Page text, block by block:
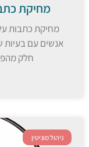
מחיקת
מחיקת כתבות על
אנשים עם בעיות
חלק
ניהול מוניטין